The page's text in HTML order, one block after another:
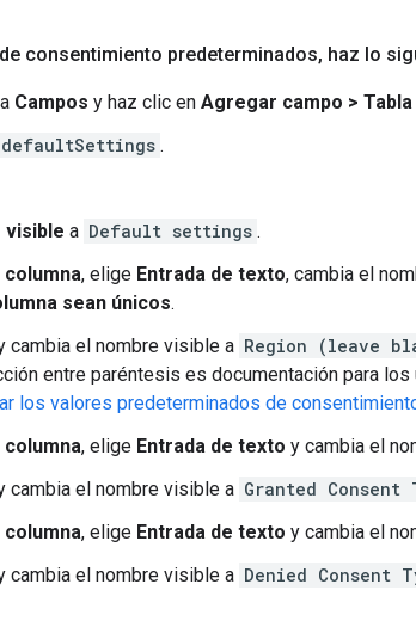
consentimiento predeterminados, haz lo
Campos y haz clic en Agregar campo >
defaultSettings .
visible a Default settings .
, elige Entrada de texto, cambia el
sean únicos.
cambia el nombre visible a Region (leave
entre paréntesis es documentación para
los valores predeterminados de
, elige Entrada de texto y cambia el
cambia el nombre visible a Granted Consent
, elige Entrada de texto y cambia el
cambia el nombre visible a Denied Consent